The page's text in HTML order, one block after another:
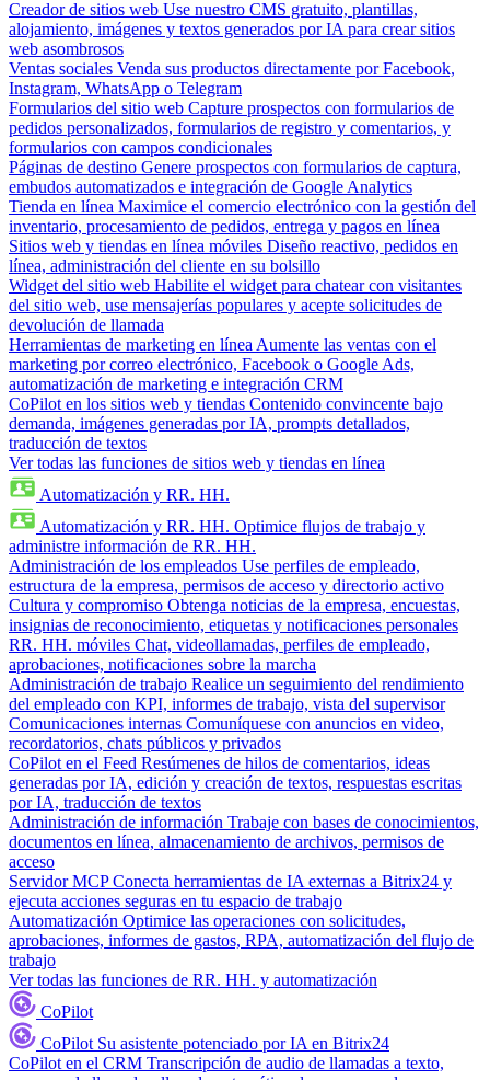
Creador de sitios web Use nuestro CMS gratuito, plantillas,
alojamiento, imágenes y textos generados por IA para crear sitios
web asombrosos
Ventas sociales Venda sus productos directamente por Facebook,
Instagram, WhatsApp o Telegram
Formularios del sitio web Capture prospectos con formularios de
pedidos personalizados, formularios de registro y comentarios, y
formularios con campos condicionales
Páginas de destino Genere prospectos con formularios de captura,
embudos automatizados e integración de Google Analytics
Tienda en línea Maximice el comercio electrónico con la gestión del
inventario, procesamiento de pedidos, entrega y pagos en línea
Sitios web y tiendas en línea móviles Diseño reactivo, pedidos en
línea, administración del cliente en su bolsillo
Widget del sitio web Habilite el widget para chatear con visitantes
del sitio web, use mensajerías populares y acepte solicitudes de
devolución de llamada
Herramientas de marketing en línea Aumente las ventas con el
marketing por correo electrónico, Facebook o Google Ads,
automatización de marketing e integración CRM
CoPilot en los sitios web y tiendas Contenido convincente bajo
demanda, imágenes generadas por IA, prompts detallados,
traducción de textos
Ver todas las funciones de sitios web y tiendas en línea
Automatización y RR. HH.
Automatización y RR. HH. Optimice flujos de trabajo y
administre información de RR. HH.
Administración de los empleados Use perfiles de empleado,
estructura de la empresa, permisos de acceso y directorio activo
Cultura y compromiso Obtenga noticias de la empresa, encuestas,
insignias de reconocimiento, etiquetas y notificaciones personales
RR. HH. móviles Chat, videollamadas, perfiles de empleado,
aprobaciones, notificaciones sobre la marcha
Administración de trabajo Realice un seguimiento del rendimiento
del empleado con KPI, informes de trabajo, vista del supervisor
Comunicaciones internas Comuníquese con anuncios en video,
recordatorios, chats públicos y privados
CoPilot en el Feed Resúmenes de hilos de comentarios, ideas
generadas por IA, edición y creación de textos, respuestas escritas
por IA, traducción de textos
Administración de información Trabaje con bases de conocimientos,
documentos en línea, almacenamiento de archivos, permisos de
acceso
Servidor MCP Conecta herramientas de IA externas a Bitrix24 y
ejecuta acciones seguras en tu espacio de trabajo
Automatización Optimice las operaciones con solicitudes,
aprobaciones, informes de gastos, RPA, automatización del flujo de
trabajo
Ver todas las funciones de RR. HH. y automatización
CoPilot
CoPilot Su asistente potenciado por IA en Bitrix24
CoPilot en el CRM Transcripción de audio de llamadas a texto,